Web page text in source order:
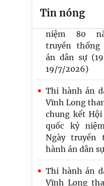
án dân sự
Đồng chí
- Phó Cục
Quản lý thi
sự làm việc
án dân sự tỉnh
và Phòng thi
dân sự khu vực
Thi hành án
Vĩnh Long
án dân sự
Thơ tổ chức
dục thể thao
kỷ niệm 80
Tin nóng
niệm 80
án dân sự
19/7/2026)
Thi hành án
Vĩnh Long
chung kết
quốc kỷ
Ngày truyền
hành án dân sự
Thi hành án
Vĩnh Long
huấn, hướng